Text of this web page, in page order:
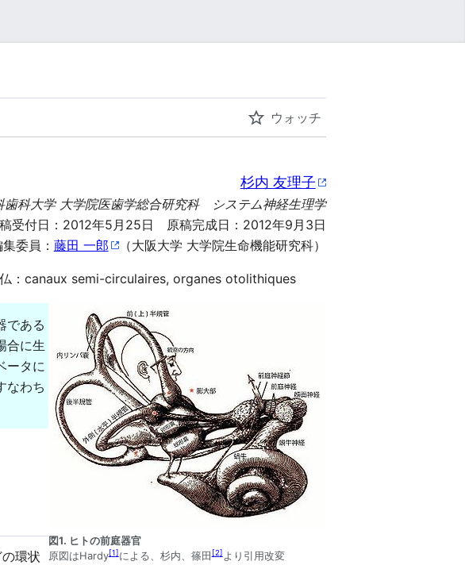
ウォッチ
杉内 友理子
歯科大学 大学院医歯学総合研究科 システム神経生理学
受付日：2012年5月25日 原稿完成日：2012年9月3日
委員： 藤田 一郎 （大阪大学 大学院生命機能研究科）
：canaux semi-circulaires, organes otolithiques
図1. ヒトの前庭器官
原図はHardy[1]による、杉内、篠田 [2]より引用改変
である
合に生
ータに
なわち
環状